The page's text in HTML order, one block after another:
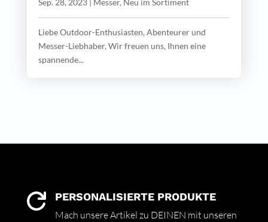
Sep. 28, 2023| Messer, Neu im Sortiment
Liebe Outdoor-Enthusiasten, Abenteurer und
Messer-Liebhaber, Wir freuen uns, Ihnen eine
spannende...
 PERSONALISIERTE PRODUKTE
Mach unsere Artikel zu DEINEN mit unseren